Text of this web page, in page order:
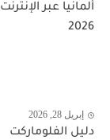
ألمانيا عبر الإنترنت
2026
إبريل 28, 2026
دليل الفلوماركت